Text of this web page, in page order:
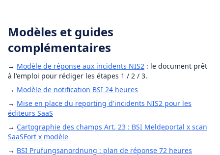
Modèles et guides
complémentaires
→ Modèle de réponse aux incidents NIS2 : le document prêt
à l'emploi pour rédiger les étapes 1 / 2 / 3.
→ Modèle de notification BSI 24 heures
→ Mise en place du reporting d'incidents NIS2 pour les
éditeurs SaaS
→ Cartographie des champs Art. 23 : BSI Meldeportal x scan
SaaSFort x modèle
→ BSI Prüfungsanordnung : plan de réponse 72 heures